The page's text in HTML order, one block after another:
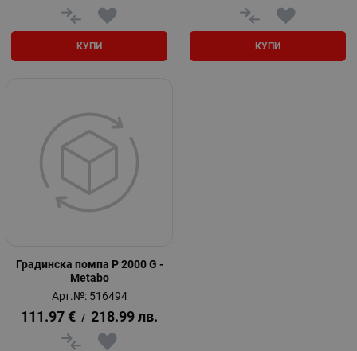
КУПИ КУПИ
Градинска помпа P 2000 G -
Metabo
Арт.№: 516494
111.97 € / 218.99 лв.